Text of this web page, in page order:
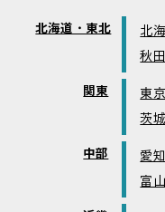
北海道・東北 北
秋田
関東 東京
茨城
中部 愛知
富山